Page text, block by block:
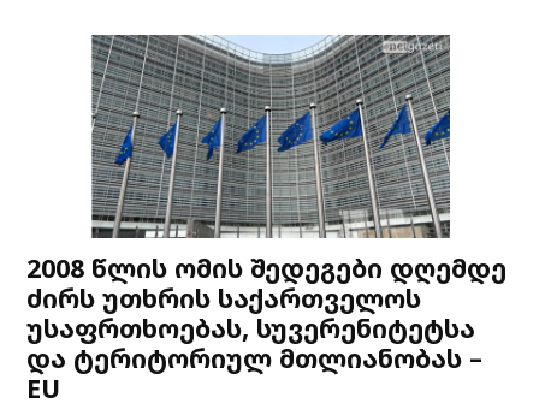
2008 წლის ომის შედეგები დღემდე
ძირს უთხრის საქართველოს
უსაფრთხოებას, სუვერენიტეტსა
და ტერიტორიულ მთლიანობას –
EU